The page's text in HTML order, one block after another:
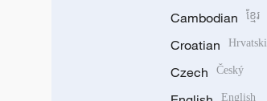
Cambodian ខ្មែរ
Croatian Hrvatski
Czech Český
English